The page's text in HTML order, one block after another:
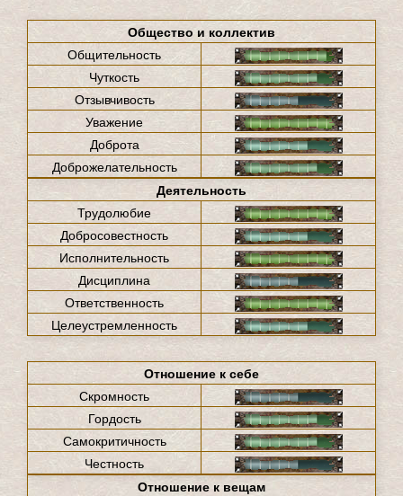
Общество и коллектив
Общительность
Чуткость
Отзывчивость
Уважение
Доброта
Доброжелательность
Деятельность
Трудолюбие
Добросовестность
Исполнительность
Дисциплина
Ответственность
Целеустремленность
Отношение к себе
Скромность
Гордость
Самокритичность
Честность
Отношение к вещам